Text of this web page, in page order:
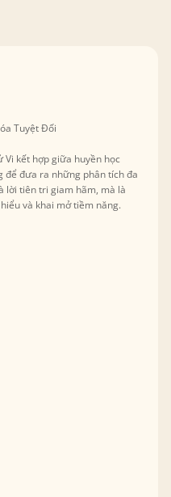
Tuyệt Đối
Vi kết hợp giữa huyền học
để đưa ra những phân tích đa
lời tiên tri giam hãm, mà là
và khai mở tiềm năng.